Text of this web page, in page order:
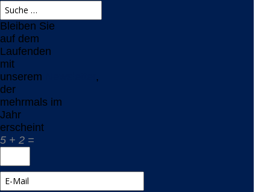
Bleiben Sie
auf dem
Laufenden
mit
unserem
,
der
mehrmals im
Jahr
erscheint
5 + 2 =